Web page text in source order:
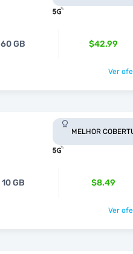
60 GB $42.99
Ver
MELHOR
10 GB $8.49
Ver